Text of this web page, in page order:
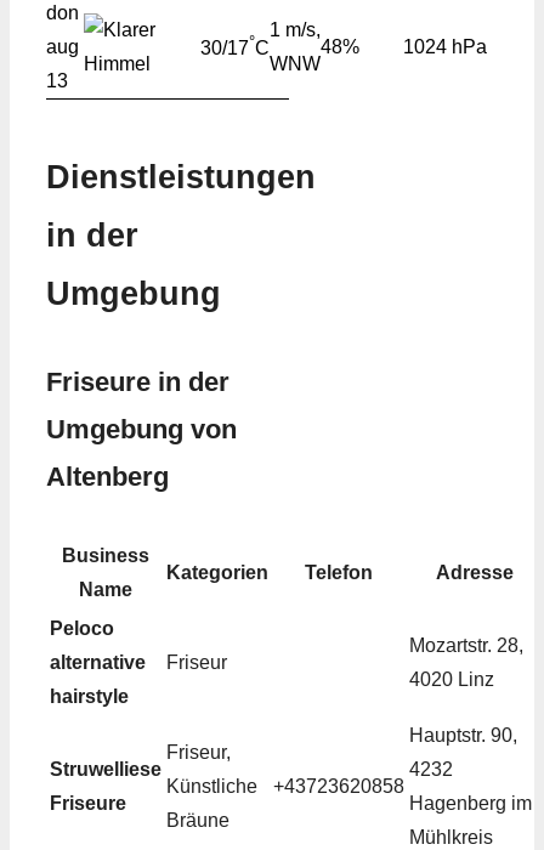
don
aug
13
30/17°C
1 m/s,
WNW
48% 1024 hPa
Dienstleistungen
in der
Umgebung
Friseure in der
Umgebung von
Altenberg
Business
Name
Kategorien Telefon Adresse
Peloco
alternative
hairstyle
Friseur
Mozartstr. 28,
4020 Linz
Struwelliese
Friseure
Friseur,
Künstliche
Bräune
+43723620858
Hauptstr. 90,
4232
Hagenberg im
Mühlkreis